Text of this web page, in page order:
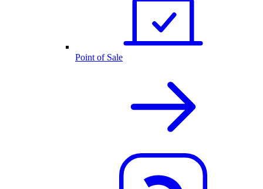
Point of Sale